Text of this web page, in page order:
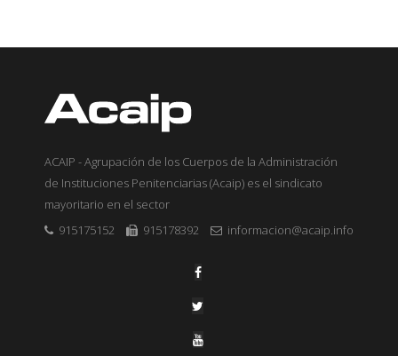
ACAIP - Agrupación de los Cuerpos de la Administración
de Instituciones Penitenciarias (Acaip) es el sindicato
mayoritario en el sector
915175152
915178392 informacion@acaip.info